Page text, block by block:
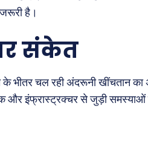
है।
संकेत
के भीतर चल रही अंदरूनी खींचतान
और इंफ्रास्ट्रक्चर से जुड़ी समस्याओं